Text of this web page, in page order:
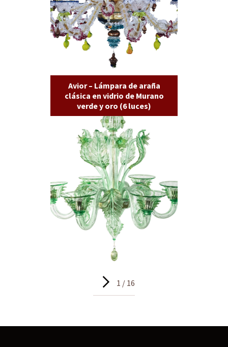
Avior – Lámpara de araña
clásica en vidrio de Murano
verde y oro (6 luces)
1 / 16